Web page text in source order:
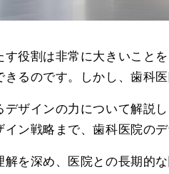
役割は非常に大きいこと
るのです。しかし、歯科
ザインの力について解説
ン戦略まで、歯科医院の
を深め、医院との長期的